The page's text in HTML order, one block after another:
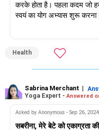
करके होता है। पहला कदम जो हर
स्वयं का योग अभ्यास शुरू
आसन जिनका अभ्यास बच्चे
2. अधो मुख श्वानासन
3. बाल मुद्रा/बालासन
4. मेढक मुद्रा/मलासन
Health
Sabrina Merchant |
Yoga Expert - Answered
Asked by Anonymous - Sep 26, 2024
सबरीना, मेरे बेटे को एकाग्रता